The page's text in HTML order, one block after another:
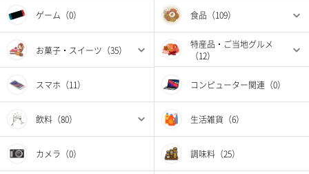
ゲーム（0） 食品（109）
お菓子・スイーツ（35）
特産品・ご当地グルメ
（12）
スマホ（11） コンピューター関連（0）
飲料（80） 生活雑貨（6）
カメラ（0） 調味料（25）